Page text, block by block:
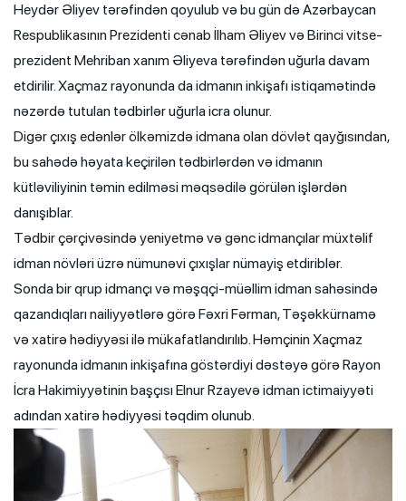
Heydər Əliyev tərəfindən qoyulub və bu gün də Azərbaycan
Respublikasının Prezidenti cənab İlham Əliyev və Birinci vitse-
prezident Mehriban xanım Əliyeva tərəfindən uğurla davam
etdirilir. Xaçmaz rayonunda da idmanın inkişafı istiqamətində
nəzərdə tutulan tədbirlər uğurla icra olunur.
Digər çıxış edənlər ölkəmizdə idmana olan dövlət qayğısından,
bu sahədə həyata keçirilən tədbirlərdən və idmanın
kütləviliyinin təmin edilməsi məqsədilə görülən işlərdən
danışıblar.
Tədbir çərçivəsində yeniyetmə və gənc idmançılar müxtəlif
idman növləri üzrə nümunəvi çıxışlar nümayiş etdiriblər.
Sonda bir qrup idmançı və məşqçi-müəllim idman sahəsində
qazandıqları nailiyyətlərə görə Fəxri Fərman, Təşəkkürnamə
və xatirə hədiyyəsi ilə mükafatlandırılıb. Həmçinin Xaçmaz
rayonunda idmanın inkişafına göstərdiyi dəstəyə görə Rayon
İcra Hakimiyyətinin başçısı Elnur Rzayevə idman ictimaiyyəti
adından xatirə hədiyyəsi təqdim olunub.